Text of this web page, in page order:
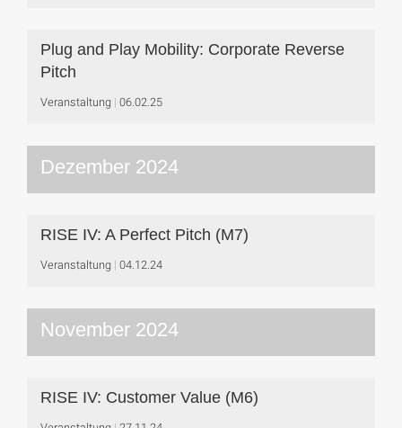
Plug and Play Mobility: Corporate Reverse
Pitch
Veranstaltung 06.02.25
Dezember 2024
RISE IV: A Perfect Pitch (M7)
Veranstaltung 04.12.24
November 2024
RISE IV: Customer Value (M6)